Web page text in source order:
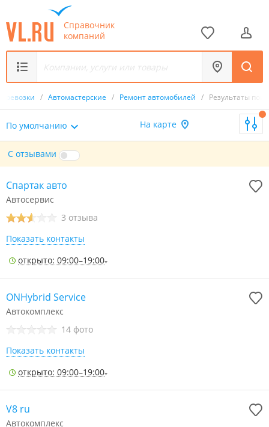
Справочник
компаний
/ Автомастерские / Ремонт автомобилей / Результаты
По умолчанию На карте
С отзывами
Спартак авто
Автосервис
3 отзыва
Показать контакты
открыто: 09:00–19:00
ONHybrid Service
Автокомплекс
14 фото
Показать контакты
открыто: 09:00–19:00
V8 ru
Автокомплекс